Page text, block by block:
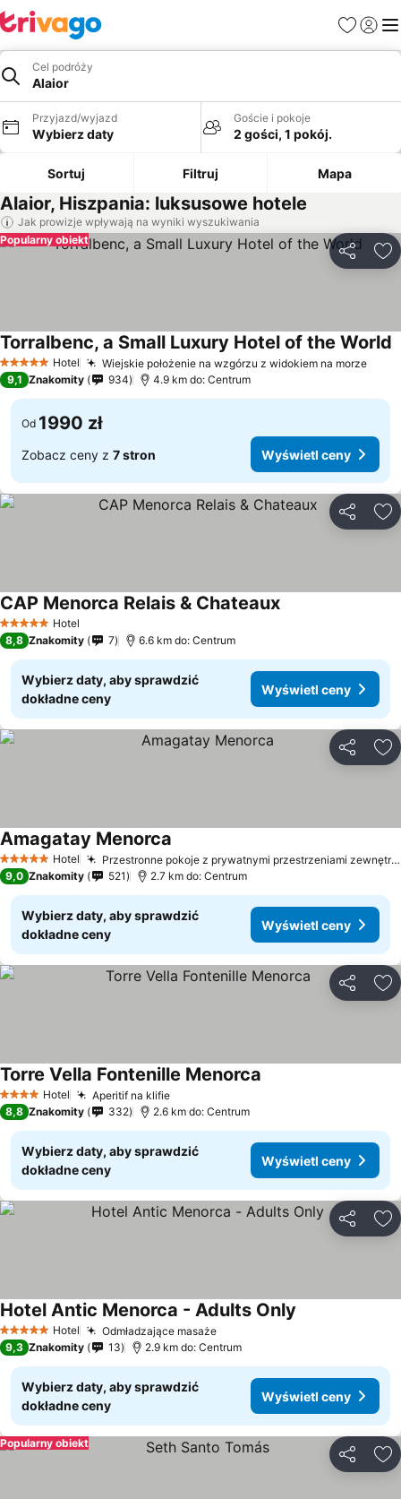
Ulubione
Cel podróży
Alaior
Przyjazd/wyjazd
Wybierz daty
Goście i pokoje
2 gości, 1 pokój.
Sortuj Filtruj Mapa
Alaior, Hiszpania: luksusowe hotele
Jak prowizje wpływają na wyniki wyszukiwania
Popularny obiekt
5 KategoriaHotel Wiejskie położenie na wzgórzu z widokiem na morze
Torralbenc, a Small Luxury Hotel of the World
9,1 Znakomity 934 4.9 km do: Centrum
Od 1990 zł
Zobacz ceny z 7 stron Wyświetl ceny
5 KategoriaHotel
CAP Menorca Relais & ChateauxWyświetl ceny
8,8 Znakomity 7 6.6 km do: Centrum
Wybierz daty, aby sprawdzić
dokładne ceny
Wyświetl ceny
5 KategoriaHotel Przestronne pokoje z prywatnymi przestrzeniami zewnętrznymi
Amagatay Menorca
9,0 Znakomity 521 2.7 km do: Centrum
Wybierz daty, aby sprawdzić
dokładne ceny
Wyświetl ceny
4 KategoriaHotel Aperitif na klifieWyświetl ceny
Torre Vella Fontenille Menorca
8,8 Znakomity 332 2.6 km do: Centrum
Wybierz daty, aby sprawdzić
dokładne ceny
Wyświetl ceny
5 KategoriaHotel Odmładzające masażeWyświetl ceny
Hotel Antic Menorca - Adults Only
9,3 Znakomity 13 2.9 km do: Centrum
Wybierz daty, aby sprawdzić
dokładne ceny
Wyświetl ceny
Popularny obiekt